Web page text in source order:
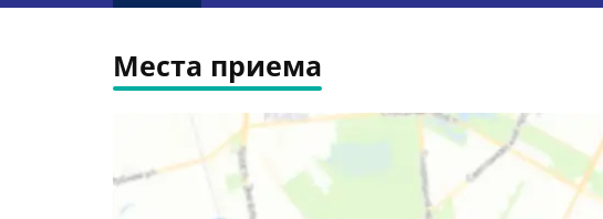
Места приема